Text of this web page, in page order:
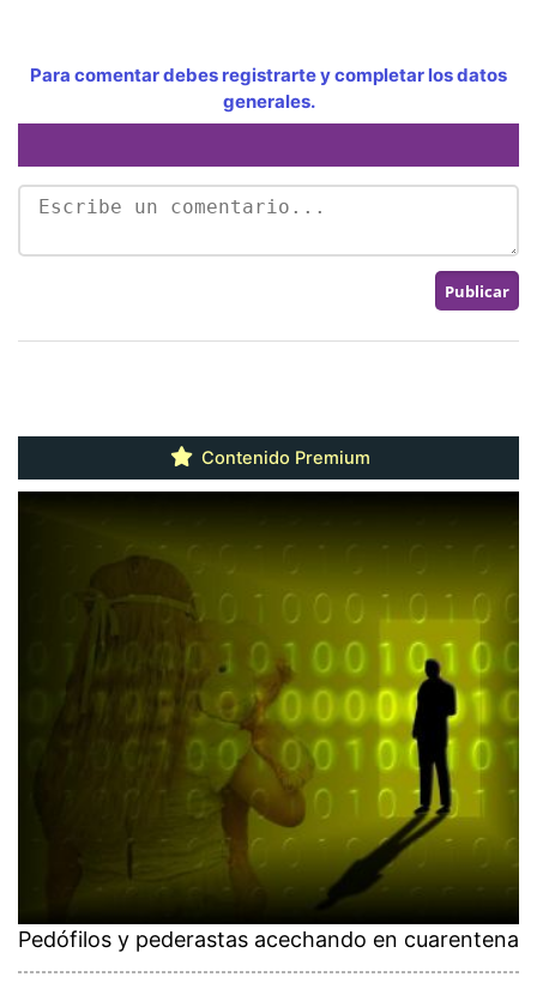
Para comentar debes registrarte y completar los datos
generales.
Contenido Premium
Pedófilos y pederastas acechando en cuarentena